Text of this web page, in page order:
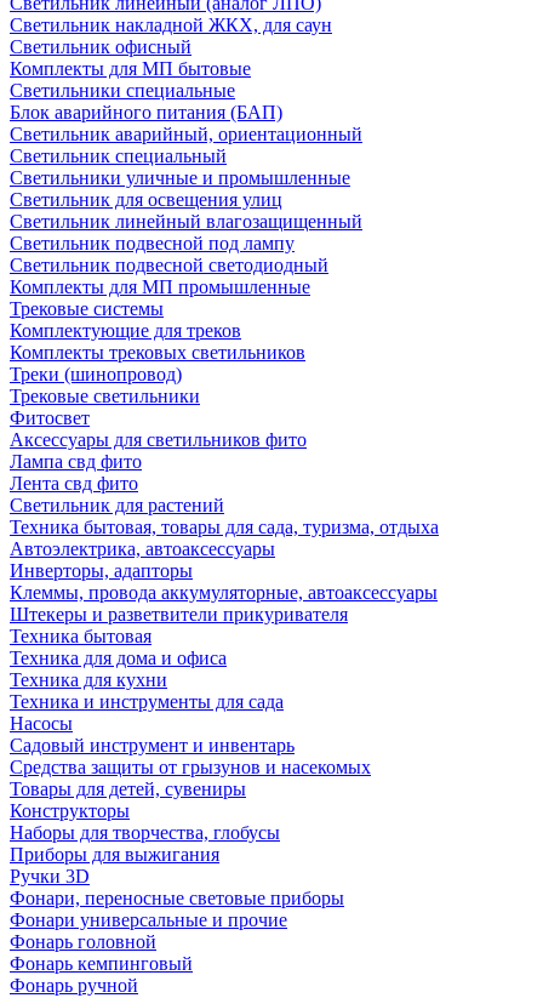
Светильник накладной ЖКХ, для саун
Светильник офисный
Комплекты для МП бытовые
Светильники специальные
Блок аварийного питания (БАП)
Светильник аварийный, ориентационный
Светильник специальный
Светильники уличные и промышленные
Светильник для освещения улиц
Светильник линейный влагозащищенный
Светильник подвесной под лампу
Светильник подвесной светодиодный
Комплекты для МП промышленные
Трековые системы
Комплектующие для треков
Комплекты трековых светильников
Треки (шинопровод)
Трековые светильники
Фитосвет
Аксессуары для светильников фито
Лампа свд фито
Лента свд фито
Светильник для растений
Техника бытовая, товары для сада, туризма, отдыха
Автоэлектрика, автоаксессуары
Инверторы, адапторы
Клеммы, провода аккумуляторные, автоаксессуары
Штекеры и разветвители прикуривателя
Техника бытовая
Техника для дома и офиса
Техника для кухни
Техника и инструменты для сада
Насосы
Садовый инструмент и инвентарь
Средства защиты от грызунов и насекомых
Товары для детей, сувениры
Конструкторы
Наборы для творчества, глобусы
Приборы для выжигания
Ручки 3D
Фонари, переносные световые приборы
Фонари универсальные и прочие
Фонарь головной
Фонарь кемпинговый
Фонарь ручной